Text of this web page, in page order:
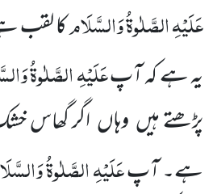
عَلَیْہِ الصَّلٰوۃُ وَالسَّلَامکا لقب
یہ ہے کہ آپعَلَیْہِ الصَّلٰوۃُ
پڑھتے ہیںوہاںاگر گھاس
ہے۔ آپعَلَیْہِ الصَّلٰوۃُ